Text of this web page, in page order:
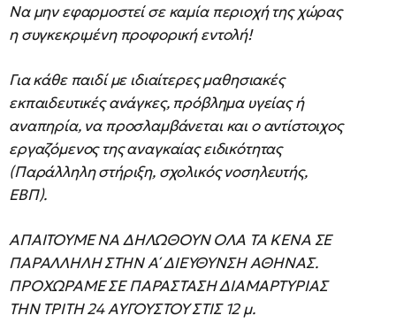
Να μην εφαρμοστεί σε καμία περιοχή της χώρας
η συγκεκριμένη προφορική εντολή!
Για κάθε παιδί με ιδιαίτερες μαθησιακές
εκπαιδευτικές ανάγκες, πρόβλημα υγείας ή
αναπηρία, να προσλαμβάνεται και ο αντίστοιχος
εργαζόμενος της αναγκαίας ειδικότητας
(Παράλληλη στήριξη, σχολικός νοσηλευτής,
ΕΒΠ).
ΑΠΑΙΤΟΥΜΕ ΝΑ ΔΗΛΩΘΟΥΝ ΟΛΑ ΤΑ ΚΕΝΑ ΣΕ
ΠΑΡΑΛΛΗΛΗ ΣΤΗΝ Α΄ ΔΙΕΥΘΥΝΣΗ ΑΘΗΝΑΣ.
ΠΡΟΧΩΡΑΜΕ ΣΕ ΠΑΡΑΣΤΑΣΗ ΔΙΑΜΑΡΤΥΡΙΑΣ
ΤΗΝ ΤΡΙΤΗ 24 ΑΥΓΟΥΣΤΟΥ ΣΤΙΣ 12 μ.